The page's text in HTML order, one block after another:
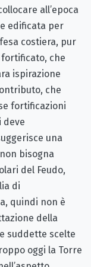
all’epoca
edificata per
costiera, pur
che
ispirazione
che
fortificazioni
deve
una
bisogna
del Feudo,
di
quindi non è
della
suddette scelte
oggi la Torre